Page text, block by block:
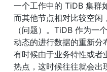
一个工作中的 TiDB 集群
而其他节点相对比较空闲
（问题）。TiDB 作为一
动态的进行数据的重新分
有时候由于业务特性或者
热点，这时候往往就会出